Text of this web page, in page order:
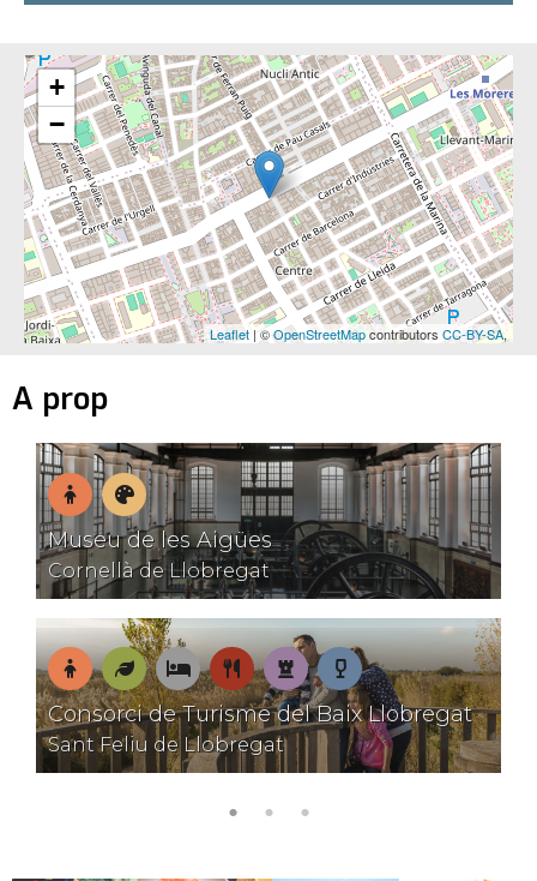
+
−
Leaflet | ©OpenStreetMapcontributors CC-BY-SA,
A prop
En
família
Museus
Museu de les Aigües
Cornellà de Llobregat
En
família
NaturaOn
dormir
On
menjar
Patrimoni
Tastos
Consorci de Turisme del Baix Llobregat
Sant Feliu de Llobregat